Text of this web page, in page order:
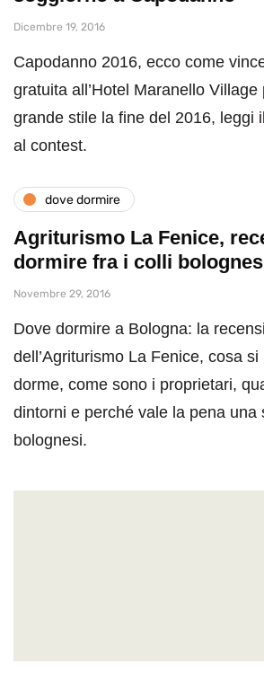
Dicembre 19, 2016
Capodanno 2016, ecco come
gratuita all’Hotel Maranello
grande stile la fine del 2016, leggi
al contest.
dove dormire
Agriturismo La Fenice,
dormire fra i colli
Novembre 29, 2016
Dove dormire a Bologna: la
dell’Agriturismo La Fenice, cosa
dorme, come sono i proprietari,
dintorni e perché vale la pena una
bolognesi.